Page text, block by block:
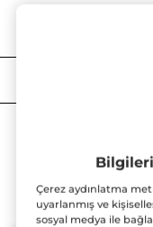
Çerez aydınlatma
uyarlanmış ve
sosyal medya ile